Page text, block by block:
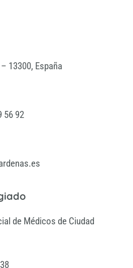
13300, España
56 92
de Médicos de Ciudad